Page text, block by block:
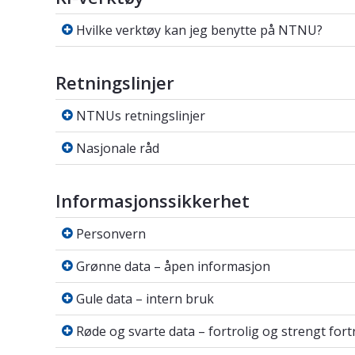
Hvilke verktøy kan jeg benytte på
Hvilke verktøy kan jeg benytte på NTNU?
Retningslinjer
NTNUs retningslinjer
NTNUs retningslinjer
Nasjonale råd
Nasjonale råd
Informasjonssikkerhet
Personvern
Personvern
Grønne data – åpen informasjon
Grønne data – åpen informasjon
Gule data – intern bruk
Gule data – intern bruk
Røde og svarte data – fortrolig og
Røde og svarte data – fortrolig og strengt